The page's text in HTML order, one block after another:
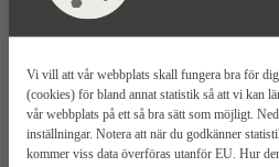
Vi vill att vår webbplats skall fungera bra för
(cookies) för bland annat statistik så att vi kan
vår webbplats på ett så bra sätt som möjligt.
inställningar. Notera att när du godkänner
kommer viss data överföras utanför EU. Hur
Våra säljkontor